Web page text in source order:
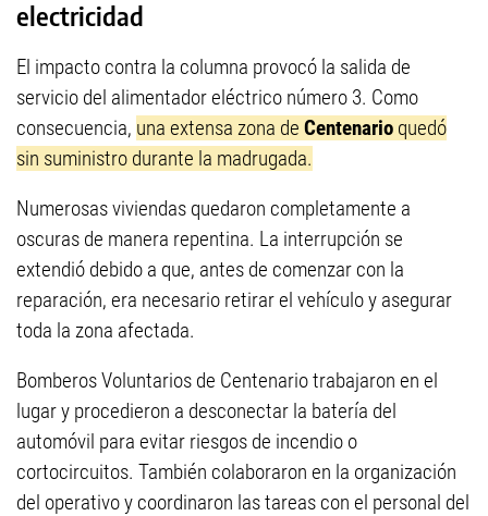
electricidad
El impacto contra la columna provocó la salida de
servicio del alimentador eléctrico número 3. Como
consecuencia, una extensa zona de Centenario quedó
sin suministro durante la madrugada.
Numerosas viviendas quedaron completamente a
oscuras de manera repentina. La interrupción se
extendió debido a que, antes de comenzar con la
reparación, era necesario retirar el vehículo y asegurar
toda la zona afectada.
Bomberos Voluntarios de Centenario trabajaron en el
lugar y procedieron a desconectar la batería del
automóvil para evitar riesgos de incendio o
cortocircuitos. También colaboraron en la organización
del operativo y coordinaron las tareas con el personal del